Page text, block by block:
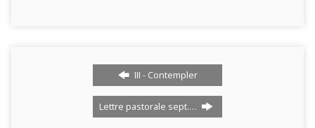
III - Contempler
Lettre pastorale sept.…